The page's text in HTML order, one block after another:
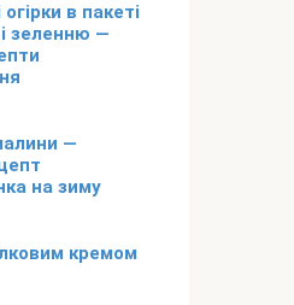
в пакеті
зеленню —
—
на зиму
кремом